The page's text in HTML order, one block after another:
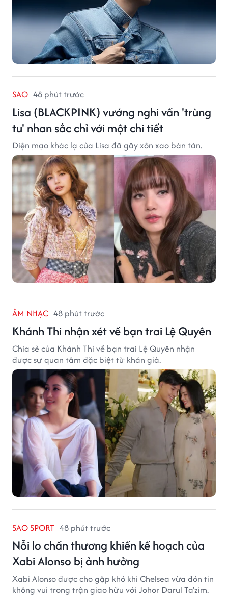
SAO 48 phút trước
Lisa (BLACKPINK) vướng nghi vấn 'trùng
tu' nhan sắc chỉ với một chi tiết
Diện mạo khác lạ của Lisa đã gây xôn xao bàn tán.
ÂM NHẠC 48 phút trước
Khánh Thi nhận xét về bạn trai Lệ Quyên
Chia sẻ của Khánh Thi về bạn trai Lệ Quyên nhận
được sự quan tâm đặc biệt từ khán giả.
SAO SPORT 48 phút trước
Nỗi lo chấn thương khiến kế hoạch của
Xabi Alonso bị ảnh hưởng
Xabi Alonso được cho gặp khó khi Chelsea vừa đón tin
không vui trong trận giao hữu với Johor Darul Ta'zim.